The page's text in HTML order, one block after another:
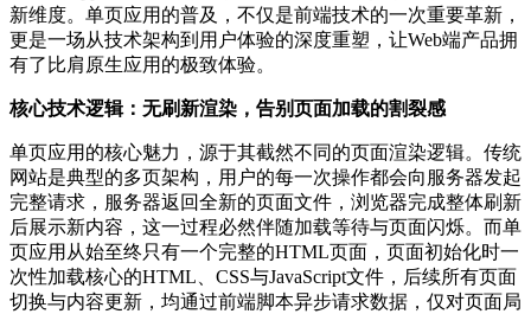
新维度。单页应用的普及，不仅是前端技术的一次重要革新，
更是一场从技术架构到用户体验的深度重塑，让Web端产品拥
有了比肩原生应用的极致体验。
核心技术逻辑：无刷新渲染，告别页面加载的割裂感
单页应用的核心魅力，源于其截然不同的页面渲染逻辑。传统
网站是典型的多页架构，用户的每一次操作都会向服务器发起
完整请求，服务器返回全新的页面文件，浏览器完成整体刷新
后展示新内容，这一过程必然伴随加载等待与页面闪烁。而单
页应用从始至终只有一个完整的HTML页面，页面初始化时一
次性加载核心的HTML、CSS与JavaScript文件，后续所有页面
切换与内容更新，均通过前端脚本异步请求数据，仅对页面局